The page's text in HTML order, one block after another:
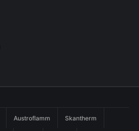
Austroflamm Skantherm